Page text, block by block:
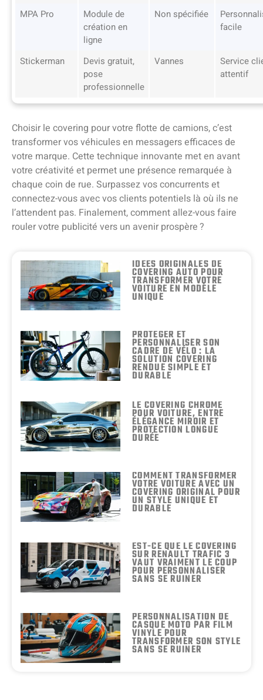
MPA Pro
Module de
création en
ligne
Non spécifiée
facile
Stickerman
Devis gratuit,
pose
professionnelle
Vannes
Service
attentif
Choisir le covering pour votre flotte de camions, c’est
transformer vos véhicules en messagers efficaces de
votre marque. Cette technique innovante met en avant
votre créativité et permet une présence remarquée à
chaque coin de rue. Surpassez vos concurrents et
connectez-vous avec vos clients potentiels là où ils ne
l’attendent pas. Finalement, comment allez-vous faire
rouler votre publicité vers un avenir prospère ?
IDÉES ORIGINALES DE
COVERING AUTO POUR
TRANSFORMER VOTRE
VOITURE EN MODÈLE
UNIQUE
PROTÉGER ET
PERSONNALISER SON
CADRE DE VÉLO : LA
SOLUTION COVERING
RENDUE SIMPLE ET
DURABLE
LE COVERING CHROME
POUR VOITURE, ENTRE
ÉLÉGANCE MIROIR ET
PROTECTION LONGUE
DURÉE
COMMENT TRANSFORMER
VOTRE VOITURE AVEC UN
COVERING ORIGINAL POUR
UN STYLE UNIQUE ET
DURABLE
EST-CE QUE LE COVERING
SUR RENAULT TRAFIC 3
VAUT VRAIMENT LE COUP
POUR PERSONNALISER
SANS SE RUINER
PERSONNALISATION DE
CASQUE MOTO PAR FILM
VINYLE POUR
TRANSFORMER SON STYLE
SANS SE RUINER